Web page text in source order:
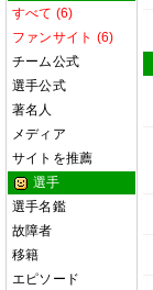
すべて (6)
ファンサイト (6)
チーム公式
選手公式
著名人
メディア
サイトを推薦
選手
選手名鑑
故障者
移籍
エピソード